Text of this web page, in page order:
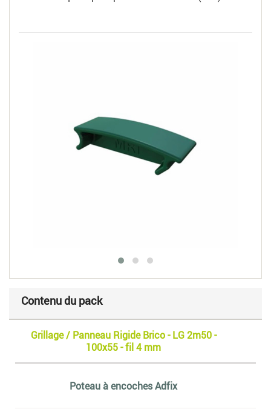
Contenu du pack
Grillage / Panneau Rigide Brico - LG 2m50 -
100x55 - fil 4 mm
Poteau à encoches Adfix